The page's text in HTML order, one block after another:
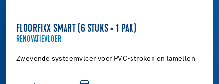
FLOORFIXX SMART (6 STUKS = 1 PAK)
RENOVATIEVLOER
Zwevende systeemvloer voor PVC-stroken en lamellen